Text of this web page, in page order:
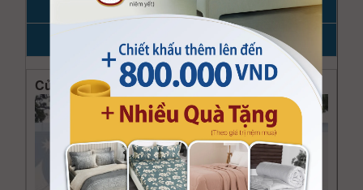
Khu vực
Điện thoại
Cửa hàng công ty Kymdan